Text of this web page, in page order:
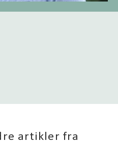
artikler fra